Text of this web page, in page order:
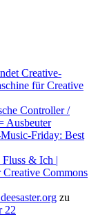
Creative-
für Creative
Controller /
Ausbeuter
Friday: Best
Fluss & Ich |
Creative Commons
zu
22